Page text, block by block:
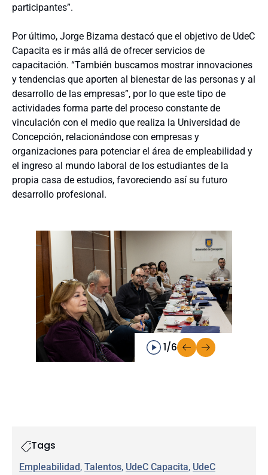
participantes”.
Por último, Jorge Bizama destacó que el objetivo de UdeC
Capacita es ir más allá de ofrecer servicios de
capacitación. “También buscamos mostrar innovaciones
y tendencias que aporten al bienestar de las personas y al
desarrollo de las empresas”, por lo que este tipo de
actividades forma parte del proceso constante de
vinculación con el medio que realiza la Universidad de
Concepción, relacionándose con empresas y
organizaciones para potenciar el área de empleabilidad y
el ingreso al mundo laboral de los estudiantes de la
propia casa de estudios, favoreciendo así su futuro
desarrollo profesional.
1/6
Tags
Empleabilidad, Talentos, UdeC Capacita, UdeC